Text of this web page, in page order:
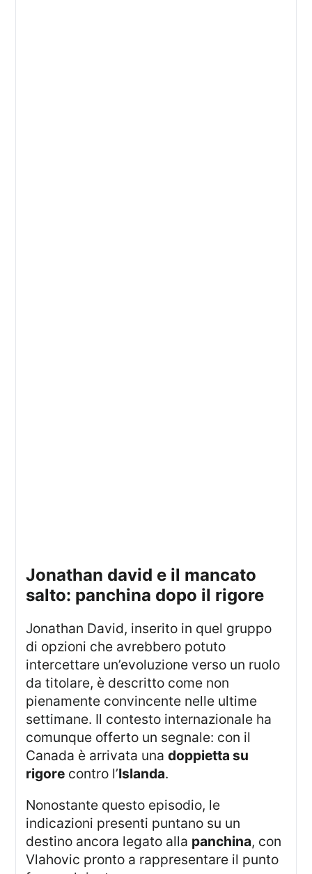
jonathan david e il mancato
salto: panchina dopo il rigore
Jonathan David, inserito in quel gruppo
di opzioni che avrebbero potuto
intercettare un’evoluzione verso un ruolo
da titolare, è descritto come non
pienamente convincente nelle ultime
settimane. Il contesto internazionale ha
comunque offerto un segnale: con il
Canada è arrivata unadoppietta su
rigore contro l’Islanda.
Nonostante questo episodio, le
indicazioni presenti puntano su un
destino ancora legato alla panchina, con
Vlahovic pronto a rappresentare il punto